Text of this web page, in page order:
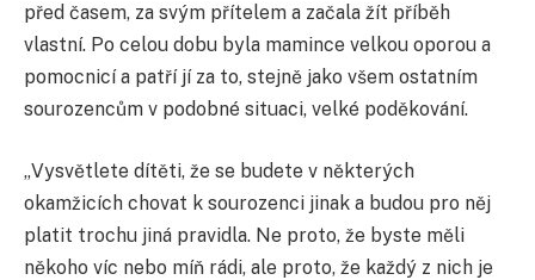
před časem, za svým přítelem a začala žít příběh
vlastní. Po celou dobu byla mamince velkou oporou a
pomocnicí a patří jí za to, stejně jako všem ostatním
sourozencům v podobné situaci, velké poděkování.
„Vysvětlete dítěti, že se budete v některých
okamžicích chovat k sourozenci jinak a budou pro něj
platit trochu jiná pravidla. Ne proto, že byste měli
někoho víc nebo míň rádi, ale proto, že každý z nich je